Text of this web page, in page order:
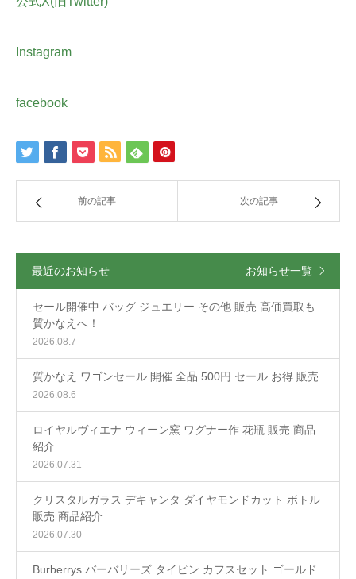
Instagram
facebook
前の記事 次の記事
最近のお知らせ お知らせ一覧
セール開催中 バッグ ジュエリー その他 販売 高価買取も
質かなえへ！
2026.08.7
質かなえ ワゴンセール 開催 全品 500円 セール お得 販売
2026.08.6
ロイヤルヴィエナ ウィーン窯 ワグナー作 花瓶 販売 商品
紹介
2026.07.31
クリスタルガラス デキャンタ ダイヤモンドカット ボトル
販売 商品紹介
2026.07.30
Burberrys バーバリーズ タイピン カフスセット ゴールド